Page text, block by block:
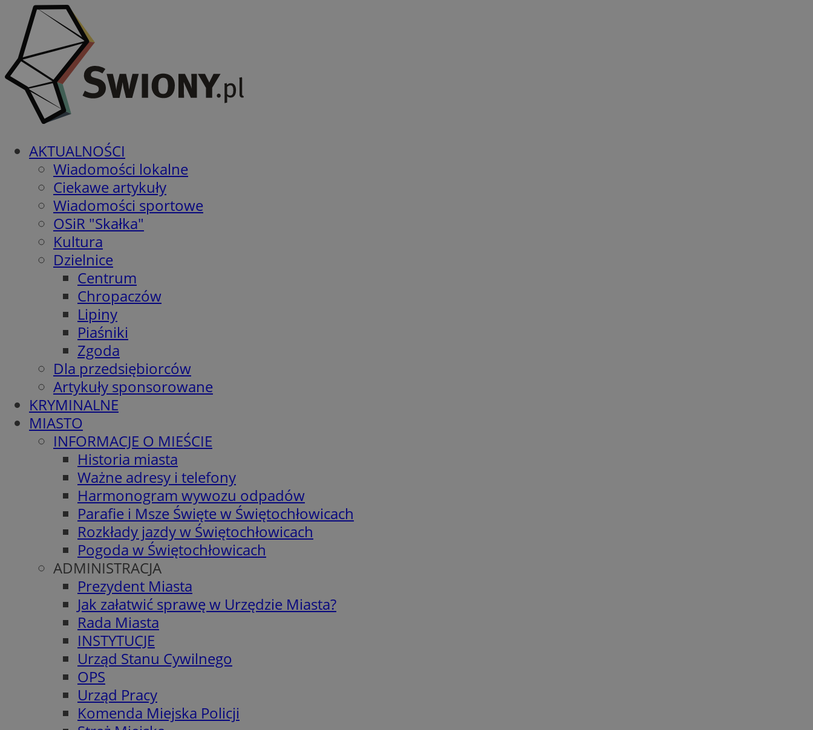
AKTUALNOŚCI
Wiadomości lokalne
Ciekawe artykuły
Wiadomości sportowe
OSiR "Skałka"
Kultura
Dzielnice
Centrum
Chropaczów
Lipiny
Piaśniki
Zgoda
Dla przedsiębiorców
Artykuły sponsorowane
KRYMINALNE
MIASTO
INFORMACJE O MIEŚCIE
Historia miasta
Ważne adresy i telefony
Harmonogram wywozu odpadów
Parafie i Msze Święte w Świętochłowicach
Rozkłady jazdy w Świętochłowicach
Pogoda w Świętochłowicach
ADMINISTRACJA
Prezydent Miasta
Jak załatwić sprawę w Urzędzie Miasta?
Rada Miasta
INSTYTUCJE
Urząd Stanu Cywilnego
OPS
Urząd Pracy
Komenda Miejska Policji